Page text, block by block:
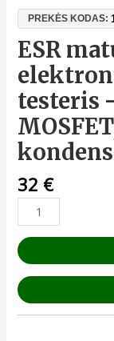
PREKĖS KODAS:
ESR
testeris
32 €